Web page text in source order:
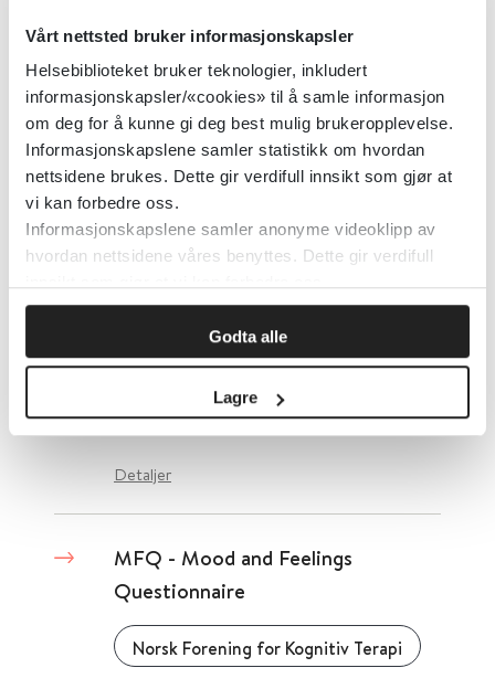
Vårt nettsted bruker informasjonskapsler
Helsebiblioteket bruker teknologier, inkludert
informasjonskapsler/«cookies» til å samle informasjon
om deg for å kunne gi deg best mulig brukeropplevelse.
Informasjonskapslene samler statistikk om hvordan
nettsidene brukes. Dette gir verdifull innsikt som gjør at
vi kan forbedre oss.
Informasjonskapslene samler anonyme videoklipp av
hvordan nettsidene våres benyttes. Dette gir verdifull
Godta alle
Lagre
MDAS - The Memorial Delirium
Assessment Scale
Den norske legeforening
Detaljer
Medborgerskap - Citizenship
Measure
Nasjonal kompetansetjeneste ROP
Detaljer
MFQ - Mood and Feelings
Questionnaire
Norsk Forening for Kognitiv Terapi